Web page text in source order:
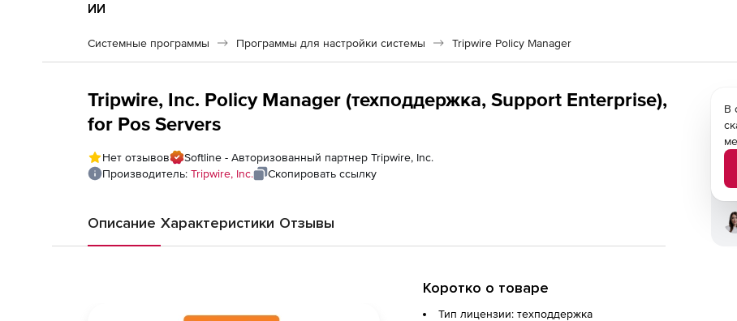
ИИ
Системные программы Программы для настройки системы Tripwire Policy Manager
Tripwire, Inc. Policy Manager (техподдержка, Support Enterprise),
for Pos Servers
Нет отзывов
Softline - Авторизованный партнер Tripwire, Inc.
Производитель: Tripwire, Inc. Скопировать ссылку
Описание Характеристики Отзывы
Коротко о товаре
Тип лицензии: техподдержка
В